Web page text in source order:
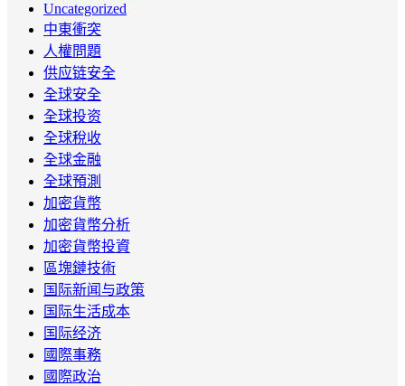
Uncategorized
中東衝突
人權問題
供应链安全
全球安全
全球投资
全球稅收
全球金融
全球預測
加密貨幣
加密貨幣分析
加密貨幣投資
區塊鏈技術
国际新闻与政策
国际生活成本
国际经济
國際事務
國際政治